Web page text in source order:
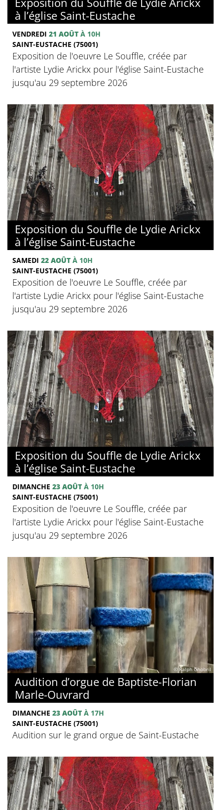
à l’église Saint-Eustache
VENDREDI 21 AOÛT À 10H
SAINT-EUSTACHE (75001)
Exposition de l'oeuvre Le Souffle, créée par
l'artiste Lydie Arickx pour l'église Saint-Eustache
jusqu'au 29 septembre 2026
Exposition du Souffle de Lydie Arickx
à l’église Saint-Eustache
SAMEDI 22 AOÛT À 10H
SAINT-EUSTACHE (75001)
Exposition de l'oeuvre Le Souffle, créée par
l'artiste Lydie Arickx pour l'église Saint-Eustache
jusqu'au 29 septembre 2026
Exposition du Souffle de Lydie Arickx
à l’église Saint-Eustache
DIMANCHE 23 AOÛT À 10H
SAINT-EUSTACHE (75001)
Exposition de l'oeuvre Le Souffle, créée par
l'artiste Lydie Arickx pour l'église Saint-Eustache
jusqu'au 29 septembre 2026
© Ralph Ghobril
Audition d’orgue de Baptiste-Florian
Marle-Ouvrard
DIMANCHE 23 AOÛT À 17H
SAINT-EUSTACHE (75001)
Audition sur le grand orgue de Saint-Eustache